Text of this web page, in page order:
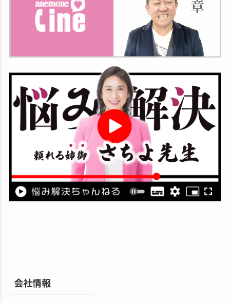
会社情報